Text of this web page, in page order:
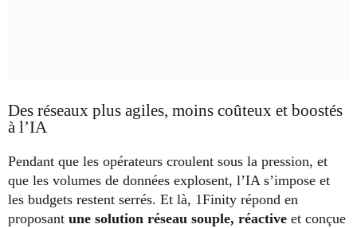
Des réseaux plus agiles, moins coûteux et boostés
à l’IA
Pendant que les opérateurs croulent sous la pression, et
que les volumes de données explosent, l’IA s’impose et
les budgets restent serrés. Et là, 1Finity répond en
proposant une solution réseau souple, réactive et conçue